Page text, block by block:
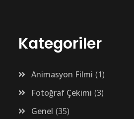
Kategoriler
Animasyon Filmi 1
Fotoğraf Çekimi 3
Genel 35